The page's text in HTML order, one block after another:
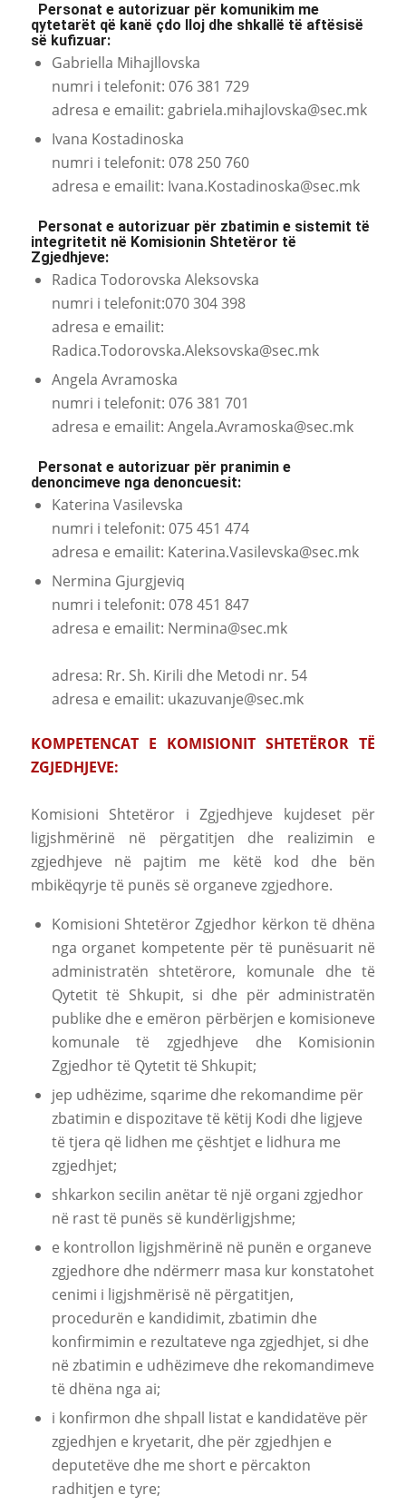
Personat e autorizuar për komunikim me
qytetarët që kanë çdo lloj dhe shkallë të aftësisë
së kufizuar:
Gabriella Mihajllovska
numri i telefonit: 076 381 729
adresa e emailit: gabriela.mihajlovska@sec.mk
Ivana Kostadinoska
numri i telefonit: 078 250 760
adresa e emailit: Ivana.Kostadinoska@sec.mk
Personat e autorizuar për zbatimin e sistemit të
integritetit në Komisionin Shtetëror të
Zgjedhjeve:
Radica Todorovska Aleksovska
numri i telefonit:070 304 398
adresa e emailit:
Radica.Todorovska.Aleksovska@sec.mk
Angela Avramoska
numri i telefonit: 076 381 701
adresa e emailit: Angela.Avramoska@sec.mk
Personat e autorizuar për pranimin e
denoncimeve nga denoncuesit:
Katerina Vasilevska
numri i telefonit: 075 451 474
adresa e emailit: Katerina.Vasilevska@sec.mk
Nermina Gjurgjeviq
numri i telefonit: 078 451 847
adresa e emailit: Nermina@sec.mk
adresa: Rr. Sh. Kirili dhe Metodi nr. 54
adresa e emailit: ukazuvanje@sec.mk
KOMPETENCAT E KOMISIONIT SHTETËROR TË
ZGJEDHJEVE:
Komisioni Shtetëror i Zgjedhjeve kujdeset për
ligjshmërinë në përgatitjen dhe realizimin e
zgjedhjeve në pajtim me këtë kod dhe bën
mbikëqyrje të punës së organeve zgjedhore.
Komisioni Shtetëror Zgjedhor kërkon të dhëna
nga organet kompetente për të punësuarit në
administratën shtetërore, komunale dhe të
Qytetit të Shkupit, si dhe për administratën
publike dhe e emëron përbërjen e komisioneve
komunale të zgjedhjeve dhe Komisionin
Zgjedhor të Qytetit të Shkupit;
jep udhëzime, sqarime dhe rekomandime për
zbatimin e dispozitave të këtij Kodi dhe ligjeve
të tjera që lidhen me çështjet e lidhura me
zgjedhjet;
shkarkon secilin anëtar të një organi zgjedhor
në rast të punës së kundërligjshme;
e kontrollon ligjshmërinë në punën e organeve
zgjedhore dhe ndërmerr masa kur konstatohet
cenimi i ligjshmërisë në përgatitjen,
procedurën e kandidimit, zbatimin dhe
konfirmimin e rezultateve nga zgjedhjet, si dhe
në zbatimin e udhëzimeve dhe rekomandimeve
të dhëna nga ai;
i konfirmon dhe shpall listat e kandidatëve për
zgjedhjen e kryetarit, dhe për zgjedhjen e
deputetëve dhe me short e përcakton
radhitjen e tyre;